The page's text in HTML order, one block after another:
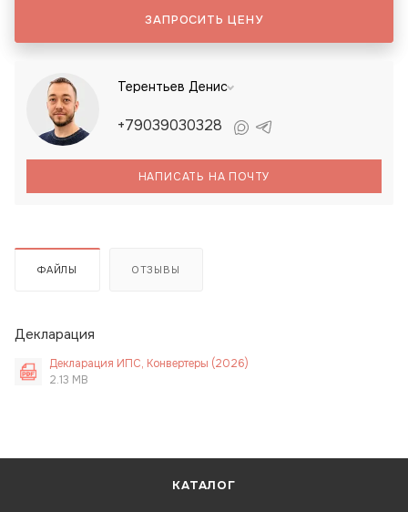
ЗАПРОСИТЬ ЦЕНУ
Терентьев Денис
+79039030328
НАПИСАТЬ НА ПОЧТУ
ФАЙЛЫ ОТЗЫВЫ
Декларация
Декларация ИПС, Конвертеры (2026)
2.13 MB
КАТАЛОГ